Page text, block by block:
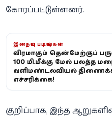
கோரப்பட்டுள்ளனர்.
இதையும் படியுங்கள்
தீவிரமாகும் தென்மேற்குப்
100 மி.மீக்கு மேல் பலத்த
வளிமண்டலவியல்
எச்சரிக்கை!
குறிப்பாக, இந்த